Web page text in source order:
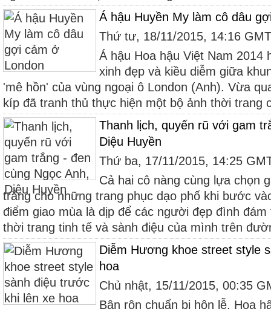
Á hậu Huyền My làm cô dâu
Thứ tư, 18/11/2015, 14:16
Á hậu Hoa hậu Việt Nam 2014
xinh đẹp và kiều diễm giữa
'mê hồn' của vùng ngoại ô London (Anh). Vừa
kíp đã tranh thủ thực hiện một bộ ảnh thời trang
Thanh lịch, quyến rũ với gam
Diệu Huyền
Thứ ba, 17/11/2015, 14:25
Cả hai cô nàng cùng lựa chọn
trắng cho những trang phục dạo phố khi bước
điểm giao mùa là dịp để các người đẹp đình
thời trang tinh tế và sành điệu của mình trên
Diễm Hương khoe street style
hoa
Chủ nhật, 15/11/2015, 00:35
Bận rộn chuẩn bị hôn lễ, Hoa